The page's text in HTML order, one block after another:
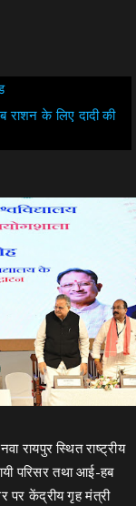
राशन के लिए दादी की
रायपुर स्थित राष्ट्रीय
परिसर तथा आई-हब
पर केंद्रीय गृह मंत्री